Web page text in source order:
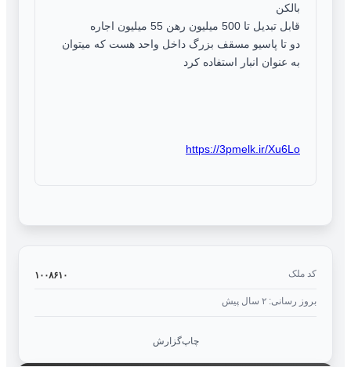
بالکن
قابل تبدیل تا 500 میلیون رهن 55 میلیون اجاره
دو تا پاسیو مسقف بزرگ داخل واحد هست که میتوان
به عنوان انبار استفاده کرد
https://3pmelk.ir/Xu6Lo
کد ملک ۱۰۰۸۶۱۰
بروز رسانی: ۲ سال پیش
چاپگزارش